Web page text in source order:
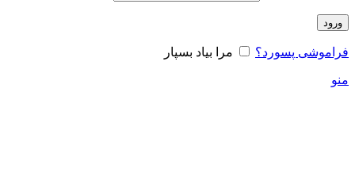
ورود
فراموشی پسورد؟ مرا بیاد بسپار
منو